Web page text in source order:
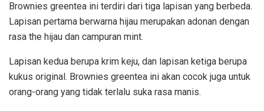
Brownies greentea ini terdiri dari tiga lapisan yang berbeda.
Lapisan pertama berwarna hijau merupakan adonan dengan
rasa the hijau dan campuran mint.
Lapisan kedua berupa krim keju, dan lapisan ketiga berupa
kukus original. Brownies greentea ini akan cocok juga untuk
orang-orang yang tidak terlalu suka rasa manis.